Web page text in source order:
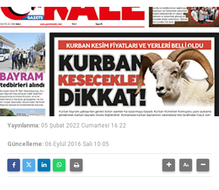
Yayınlanma: 05 Şubat 2022 Cumartesi 16:22
Güncelleme: 06 Eylül 2016 Salı 10:05